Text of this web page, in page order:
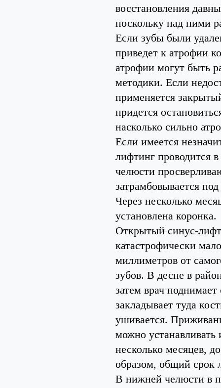
восстановления
поскольку над ними
Если зубы были
приведет к атрофии
атрофии могут быть
методики. Если
применяется
придется
насколько сильно
Если имеется
лифтинг проводится
челюсти
затрамбовывается
Через несколько
установлена коронка.
Открытый синус-
катастрофически
миллиметров от
зубов. В десне в
затем врач
закладывает туда
ушивается.
можно
несколько месяцев,
образом, общий срок
В нижней челюсти в